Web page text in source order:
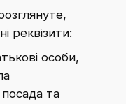
реквізити:
особи,
та